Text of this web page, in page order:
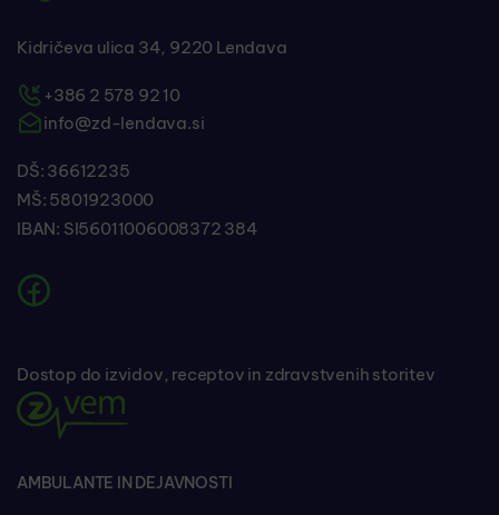
Kidričeva ulica 34, 9220 Lendava
+386 2 578 92 10
info@zd-lendava.si
DŠ: 36612235
MŠ: 5801923000
IBAN: SI56011006008372 384
Dostop do izvidov, receptov in zdravstvenih storitev
AMBULANTE IN DEJAVNOSTI